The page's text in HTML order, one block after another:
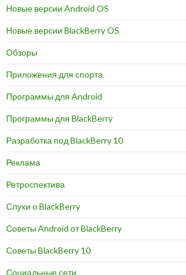
Новые версии Android OS
Новые версии BlackBerry OS
Обзоры
Приложения для спорта
Программы для Android
Программы для BlackBerry
Разработка под BlackBerry 10
Реклама
Ретроспектива
Слухи о BlackBerry
Советы Android от BlackBerry
Советы BlackBerry 10
Социальные сети